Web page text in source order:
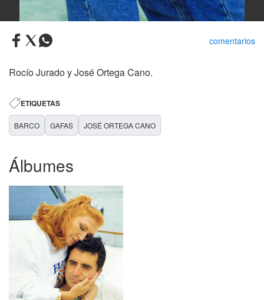
comentarios
Rocío Jurado y José Ortega Cano.
ETIQUETAS
BARCO GAFAS JOSÉ ORTEGA CANO
Álbumes